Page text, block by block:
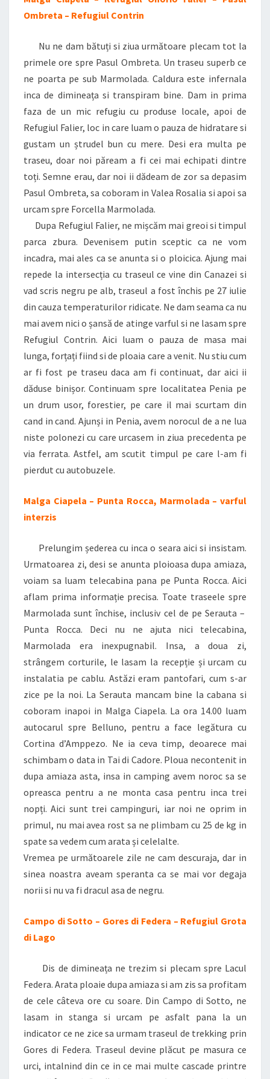
Ombreta – Refugiul Contrin
Nu ne dam bătuți si ziua următoare plecam tot la
primele ore spre Pasul Ombreta. Un traseu superb ce
ne poarta pe sub Marmolada. Caldura este infernala
inca de dimineața si transpiram bine. Dam in prima
faza de un mic refugiu cu produse locale, apoi de
Refugiul Falier, loc in care luam o pauza de hidratare si
gustam un ștrudel bun cu mere. Desi era multa pe
traseu, doar noi păream a fi cei mai echipati dintre
toți. Semne erau, dar noi ii dădeam de zor sa depasim
Pasul Ombreta, sa coboram in Valea Rosalia si apoi sa
urcam spre Forcella Marmolada.
Dupa Refugiul Falier, ne mișcăm mai greoi si timpul
parca zbura. Devenisem putin sceptic ca ne vom
incadra, mai ales ca se anunta si o ploicica. Ajung mai
repede la intersecția cu traseul ce vine din Canazei si
vad scris negru pe alb, traseul a fost închis pe 27 iulie
din cauza temperaturilor ridicate. Ne dam seama ca nu
mai avem nici o șansă de atinge varful si ne lasam spre
Refugiul Contrin. Aici luam o pauza de masa mai
lunga, forțați fiind si de ploaia care a venit. Nu stiu cum
ar fi fost pe traseu daca am fi continuat, dar aici ii
dăduse binișor. Continuam spre localitatea Penia pe
un drum usor, forestier, pe care il mai scurtam din
cand in cand. Ajunși in Penia, avem norocul de a ne lua
niste polonezi cu care urcasem in ziua precedenta pe
via ferrata. Astfel, am scutit timpul pe care l-am fi
pierdut cu autobuzele.
Malga Ciapela – Punta Rocca, Marmolada – varful
interzis
Prelungim șederea cu inca o seara aici si insistam.
Urmatoarea zi, desi se anunta ploioasa dupa amiaza,
voiam sa luam telecabina pana pe Punta Rocca. Aici
aflam prima informație precisa. Toate traseele spre
Marmolada sunt închise, inclusiv cel de pe Serauta –
Punta Rocca. Deci nu ne ajuta nici telecabina,
Marmolada era inexpugnabil. Insa, a doua zi,
strângem corturile, le lasam la recepție și urcam cu
instalatia pe cablu. Astăzi eram pantofari, cum s-ar
zice pe la noi. La Serauta mancam bine la cabana si
coboram inapoi in Malga Ciapela. La ora 14.00 luam
autocarul spre Belluno, pentru a face legătura cu
Cortina d’Amppezo. Ne ia ceva timp, deoarece mai
schimbam o data in Tai di Cadore. Ploua necontenit in
dupa amiaza asta, insa in camping avem noroc sa se
opreasca pentru a ne monta casa pentru inca trei
nopți. Aici sunt trei campinguri, iar noi ne oprim in
primul, nu mai avea rost sa ne plimbam cu 25 de kg in
spate sa vedem cum arata și celelalte.
Vremea pe următoarele zile ne cam descuraja, dar in
sinea noastra aveam speranta ca se mai vor degaja
norii si nu va fi dracul asa de negru.
Campo di Sotto – Gores di Federa – Refugiul Grota
di Lago
Dis de dimineața ne trezim si plecam spre Lacul
Federa. Arata ploaie dupa amiaza si am zis sa profitam
de cele câteva ore cu soare. Din Campo di Sotto, ne
lasam in stanga si urcam pe asfalt pana la un
indicator ce ne zice sa urmam traseul de trekking prin
Gores di Federa. Traseul devine plăcut pe masura ce
urci, intalnind din ce in ce mai multe cascade printre